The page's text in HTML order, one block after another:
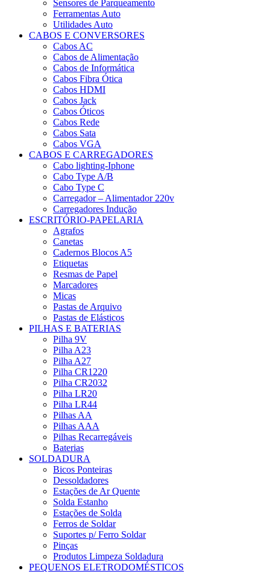
Sensores de Parqueamento
Ferramentas Auto
Utilidades Auto
CABOS E CONVERSORES
Cabos AC
Cabos de Alimentação
Cabos de Informática
Cabos Fibra Ótica
Cabos HDMI
Cabos Jack
Cabos Óticos
Cabos Rede
Cabos Sata
Cabos VGA
CABOS E CARREGADORES
Cabo lighting-Iphone
Cabo Type A/B
Cabo Type C
Carregador – Alimentador 220v
Carregadores Indução
ESCRITÓRIO-PAPELARIA
Agrafos
Canetas
Cadernos Blocos A5
Etiquetas
Resmas de Papel
Marcadores
Micas
Pastas de Arquivo
Pastas de Elásticos
PILHAS E BATERIAS
Pilha 9V
Pilha A23
Pilha A27
Pilha CR1220
Pilha CR2032
Pilha LR20
Pilha LR44
Pilhas AA
Pilhas AAA
Pilhas Recarregáveis
Baterias
SOLDADURA
Bicos Ponteiras
Dessoldadores
Estações de Ar Quente
Solda Estanho
Estações de Solda
Ferros de Soldar
Suportes p/ Ferro Soldar
Pinças
Produtos Limpeza Soldadura
PEQUENOS ELETRODOMÉSTICOS